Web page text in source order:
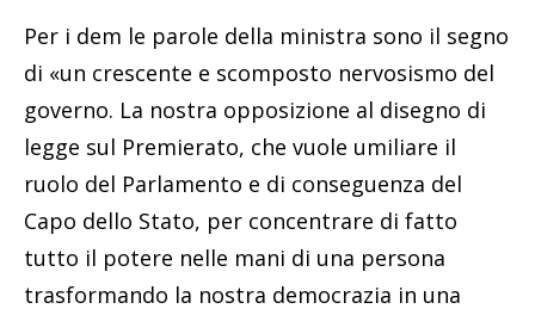
Per i dem le parole della ministra sono il segno
di «un crescente e scomposto nervosismo del
governo. La nostra opposizione al disegno di
legge sul Premierato, che vuole umiliare il
ruolo del Parlamento e di conseguenza del
Capo dello Stato, per concentrare di fatto
tutto il potere nelle mani di una persona
trasformando la nostra democrazia in una